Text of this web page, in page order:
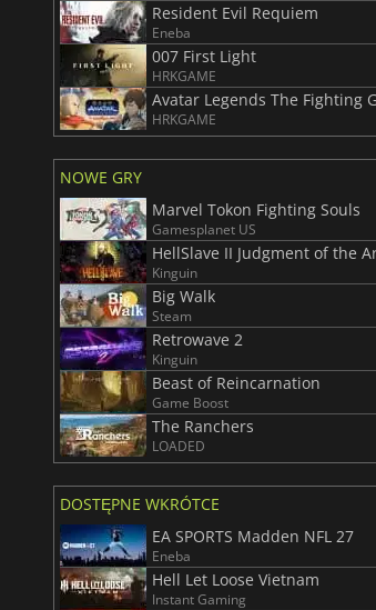
Resident Evil Requiem
Eneba
007 First Light
HRKGAME
HRKGAME
NOWE GRY
Marvel Tokon Fighting Souls
Gamesplanet US
Kinguin
Big Walk
Steam
Retrowave 2
Kinguin
Beast of Reincarnation
Game Boost
The Ranchers
LOADED
DOSTĘPNE WKRÓTCE
EA SPORTS Madden NFL 27
Eneba
Hell Let Loose Vietnam
Instant Gaming